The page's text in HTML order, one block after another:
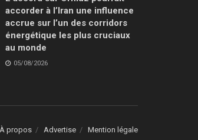
accorder à l’Iran une influence
accrue sur l’un des corridors
énergétique les plus cruciaux
au monde
05/08/2026
À propos Advertise Mention légale